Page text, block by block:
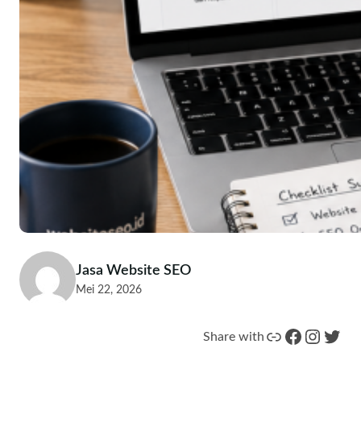
Jasa Website SEO
Mei 22, 2026
Share with Tautan Facebook Instagram Twitter